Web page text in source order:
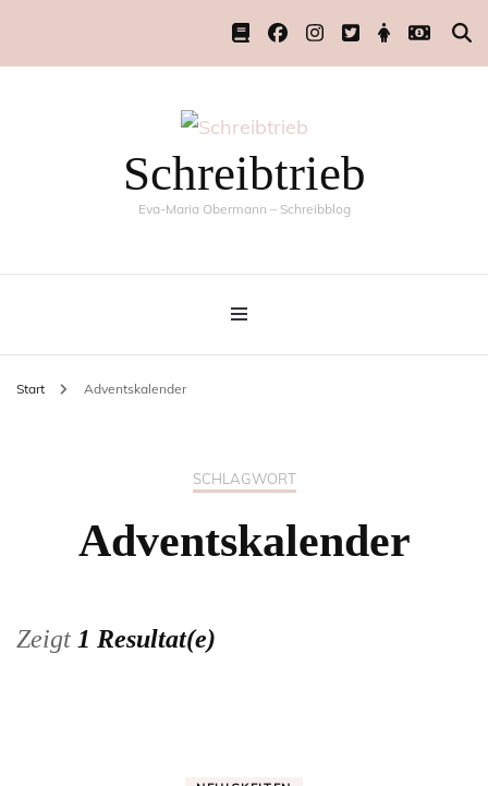
Schreibtrieb
Eva-Maria Obermann – Schreibblog
Start Adventskalender
SCHLAGWORT
Adventskalender
Zeigt 1 Resultat(e)